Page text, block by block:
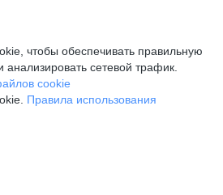
чтобы обеспечивать правильную
анализировать сетевой трафик.
cookie
Правила использования